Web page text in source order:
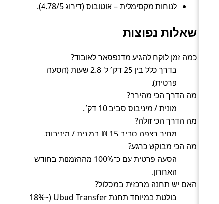
לנוחות מקסימלית – אוטובוס (דירוג 4.78/5).
שאלות נפוצות
כמה זמן לוקח להגיע מדנפסאר לאובוד?
בדרך כלל בין 25 דק׳ ל־2.8 שעות (הסעה
פרטית).
מה הדרך הכי מהירה?
מונית / מיניבוס סביב 10 דק׳.
מה הדרך הכי זולה?
מחיר רצפה סביב 15 ₪ במונית / מיניבוס.
מה הכי מבוקש כרגע?
הסעה פרטית עם כ־100% מההזמנות בחודש
האחרון.
האם יש תחנה מרכזית במסלול?
בולטת במיוחד תחנת Ubud Transfer (~18%